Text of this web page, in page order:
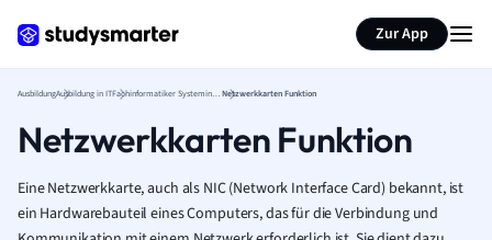
Zur App
AusbildungAusbildung in IT Fachinformatiker SystemintegrationNetzwerkkarten Funktion
Netzwerkkarten Funktion
Eine Netzwerkkarte, auch als NIC (Network Interface Card) bekannt, ist
ein Hardwarebauteil eines Computers, das für die Verbindung und